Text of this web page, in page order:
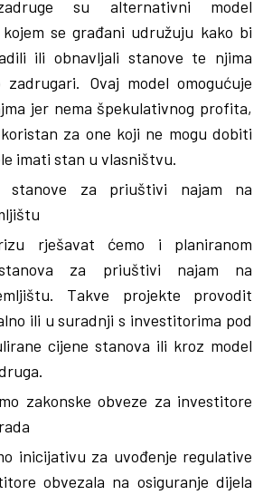
su alternativni model
se građani udružuju kako bi
ili obnavljali stanove te njima
zadrugari. Ovaj model omogućuje
jer nema špekulativnog profita,
za one koji ne mogu dobiti
imati stan u vlasništvu.
stanove za priuštivi najam na
rješavat ćemo i planiranom
za priuštivi najam na
Takve projekte provodit
ili u suradnji s investitorima pod
cijene stanova ili kroz model
zakonske obveze za investitore
inicijativu za uvođenje regulative
obvezala na osiguranje dijela